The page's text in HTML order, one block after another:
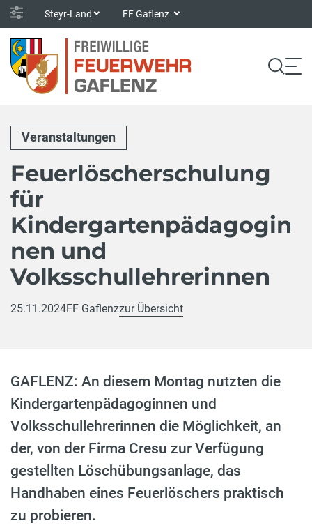
Steyr-Land FF Gaflenz
Veranstaltungen
Feuerlöscherschulung
für
Kindergartenpädagogin
nen und
Volksschullehrerinnen
25.11.2024FF Gaflenzzur Übersicht
GAFLENZ: An diesem Montag nutzten die
Kindergartenpädagoginnen und
Volksschullehrerinnen die Möglichkeit, an
der, von der Firma Cresu zur Verfügung
gestellten Löschübungsanlage, das
Handhaben eines Feuerlöschers praktisch
zu probieren.